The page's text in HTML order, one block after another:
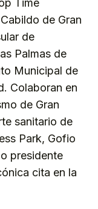
Time
de Gran
de
Palmas de
Municipal de
Colaboran en
de Gran
sanitario de
Park, Gofio
presidente
cita en la